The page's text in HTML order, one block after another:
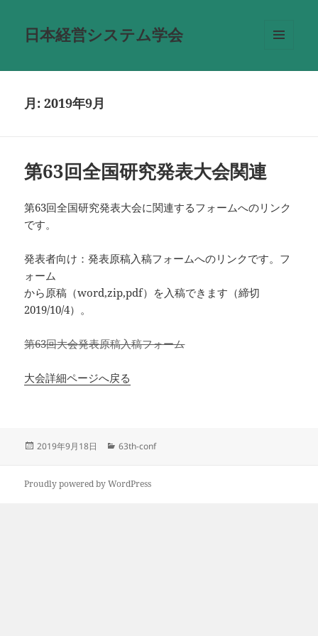
日本経営システム学会
ーとウ
月:2019年9月
第63回全国研究発表大会関連
第63回全国研究発表大会に関連するフォームへのリンク
です。
発表者向け：発表原稿入稿フォームへのリンクです。フ
ォーム
から原稿（word,zip,pdf）を入稿できます（締切
2019/10/4）。
第63回大会発表原稿入稿フォーム
大会詳細ページへ戻る
投
2019年9月18日
カ
リ
63th-conf
Proudly powered by WordPress